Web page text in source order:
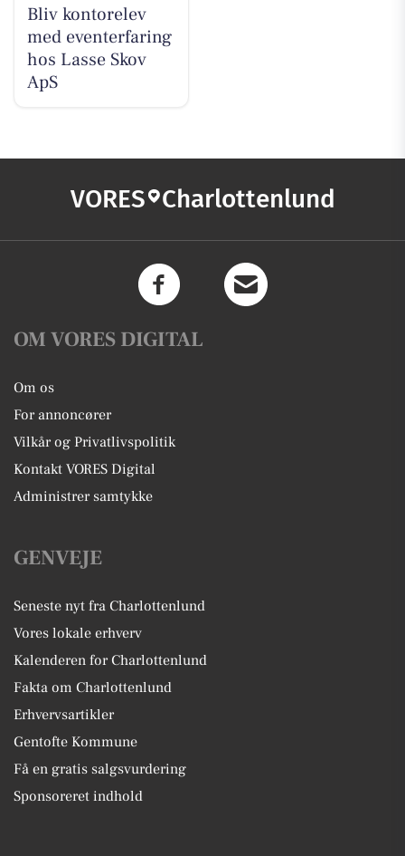
Bliv kontorelev
med eventerfaring
hos Lasse Skov
ApS
VORES Charlottenlund
OM VORES DIGITAL
Om os
For annoncører
Vilkår og Privatlivspolitik
Kontakt VORES Digital
Administrer samtykke
GENVEJE
Seneste nyt fra Charlottenlund
Vores lokale erhverv
Kalenderen for Charlottenlund
Fakta om Charlottenlund
Erhvervsartikler
Gentofte Kommune
Få en gratis salgsvurdering
Sponsoreret indhold